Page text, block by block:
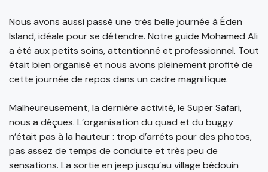
Nous avons aussi passé une très belle journée à Éden
Island, idéale pour se détendre. Notre guide Mohamed Ali
a été aux petits soins, attentionné et professionnel. Tout
était bien organisé et nous avons pleinement profité de
cette journée de repos dans un cadre magnifique.
Malheureusement, la dernière activité, le Super Safari,
nous a déçues. L’organisation du quad et du buggy
n’était pas à la hauteur : trop d’arrêts pour des photos,
pas assez de temps de conduite et très peu de
sensations. La sortie en jeep jusqu’au village bédouin